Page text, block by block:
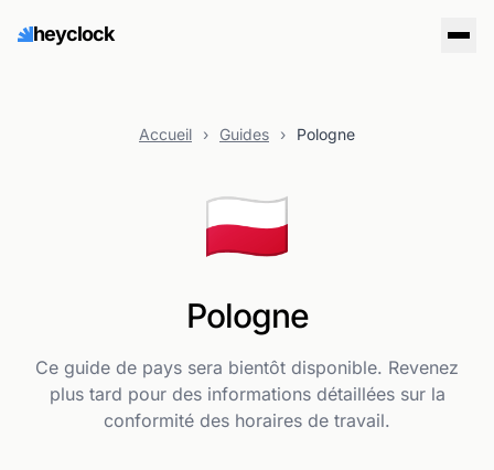
heyclock
Accueil › Guides › Pologne
🇵🇱
Pologne
Ce guide de pays sera bientôt disponible. Revenez
plus tard pour des informations détaillées sur la
conformité des horaires de travail.